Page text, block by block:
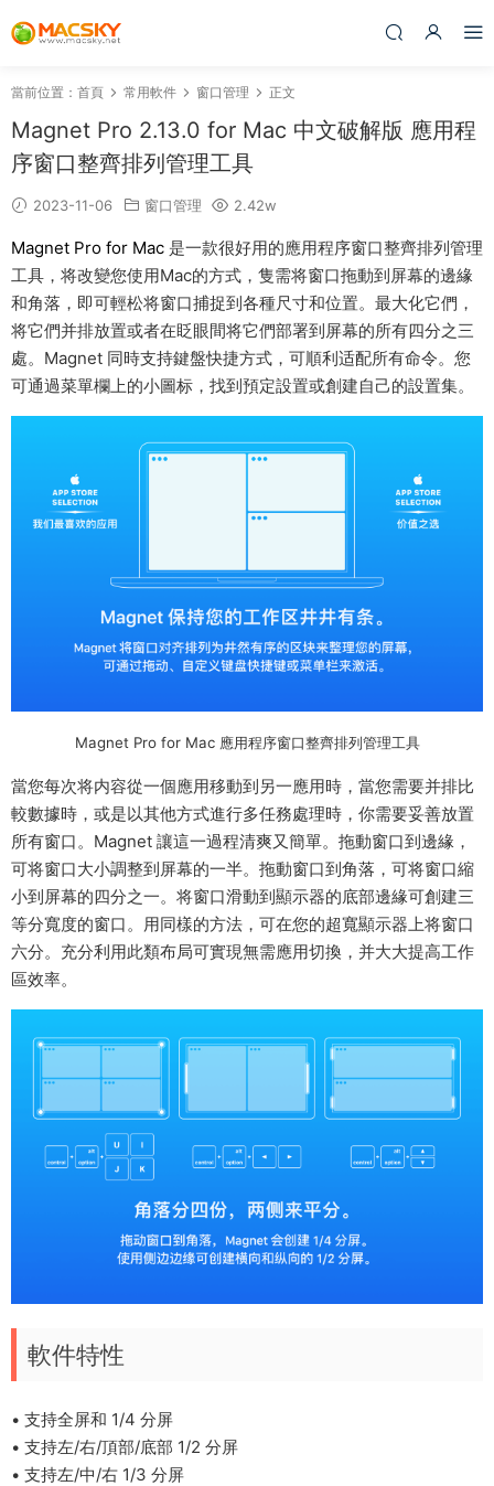
當前位置： 首頁 常用軟件 窗口管理 正文
Magnet Pro 2.13.0 for Mac 中文破解版 應用程
序窗口整齊排列管理工具
2023-11-06 窗口管理 2.42w
Magnet Pro for Mac 是一款很好用的應用程序窗口整齊排列管理
工具，将改變您使用Mac的方式，隻需将窗口拖動到屏幕的邊緣
和角落，即可輕松将窗口捕捉到各種尺寸和位置。最大化它們，
将它們并排放置或者在眨眼間将它們部署到屏幕的所有四分之三
處。Magnet 同時支持鍵盤快捷方式，可順利适配所有命令。您
可通過菜單欄上的小圖标，找到預定設置或創建自己的設置集。
Magnet Pro for Mac 應用程序窗口整齊排列管理工具
當您每次将内容從一個應用移動到另一應用時，當您需要并排比
較數據時，或是以其他方式進行多任務處理時，你需要妥善放置
所有窗口。Magnet 讓這一過程清爽又簡單。拖動窗口到邊緣，
可将窗口大小調整到屏幕的一半。拖動窗口到角落，可将窗口縮
小到屏幕的四分之一。将窗口滑動到顯示器的底部邊緣可創建三
等分寬度的窗口。用同樣的方法，可在您的超寬顯示器上将窗口
六分。充分利用此類布局可實現無需應用切換，并大大提高工作
區效率。
軟件特性
• 支持全屏和 1/4 分屏
• 支持左/右/頂部/底部 1/2 分屏
• 支持左/中/右 1/3 分屏